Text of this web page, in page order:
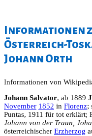
Informationen
Österreich-
Johann Orth
Informationen von
Johann Salvator, ab 1889
November 1852 in Florenz;
Puntas, 1911 für tot erklärt;
Johann von der Traun,
österreichischer Erzherzog